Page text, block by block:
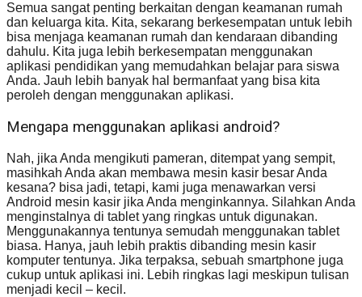
Semua sangat penting berkaitan dengan keamanan rumah
dan keluarga kita. Kita, sekarang berkesempatan untuk lebih
bisa menjaga keamanan rumah dan kendaraan dibanding
dahulu. Kita juga lebih berkesempatan menggunakan
aplikasi pendidikan yang memudahkan belajar para siswa
Anda. Jauh lebih banyak hal bermanfaat yang bisa kita
peroleh dengan menggunakan aplikasi.
Mengapa menggunakan aplikasi android?
Nah, jika Anda mengikuti pameran, ditempat yang sempit,
masihkah Anda akan membawa mesin kasir besar Anda
kesana? bisa jadi, tetapi, kami juga menawarkan versi
Android mesin kasir jika Anda menginkannya. Silahkan Anda
menginstalnya di tablet yang ringkas untuk digunakan.
Menggunakannya tentunya semudah menggunakan tablet
biasa. Hanya, jauh lebih praktis dibanding mesin kasir
komputer tentunya. Jika terpaksa, sebuah smartphone juga
cukup untuk aplikasi ini. Lebih ringkas lagi meskipun tulisan
menjadi kecil – kecil.